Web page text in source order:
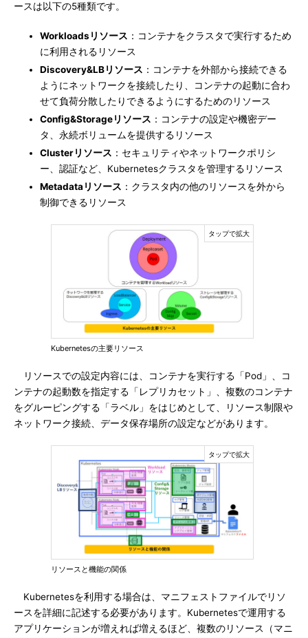
ースは以下の5種類です。
Workloadsリソース ：コンテナをクラスタで実行するため
に利用されるリソース
Discovery&LBリソース ：コンテナを外部から接続できる
ようにネットワークを接続したり、コンテナの起動に合わ
せて負荷分散したりできるようにするためのリソース
Config&Storageリソース ：コンテナの設定や機密デー
タ、永続ボリュームを提供するリソース
Clusterリソース ：セキュリティやネットワークポリシ
ー、認証など、Kubernetesクラスタを管理するリソース
Metadataリソース ：クラスタ内の他のリソースを外から
制御できるリソース
Kubernetesの主要リソース
リソースでの設定内容には、コンテナを実行する「Pod」、コ
ンテナの起動数を指定する「レプリカセット」、複数のコンテナ
をグルーピングする「ラベル」をはじめとして、リソース制限や
ネットワーク接続、データ保存場所の設定などがあります。
リソースと機能の関係
Kubernetesを利用する場合は、マニフェストファイルでリソ
ースを詳細に記述する必要があります。Kubernetesで運用する
アプリケーションが増えれば増えるほど、複数のリソース（マニ